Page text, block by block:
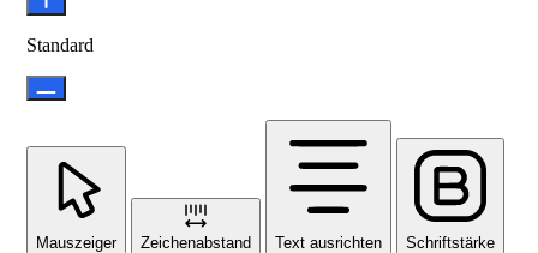
Standard
Mauszeiger Zeichenabstand Text ausrichten Schriftstärke